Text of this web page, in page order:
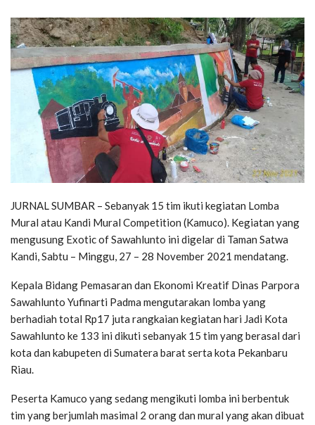
JURNAL SUMBAR – Sebanyak 15 tim ikuti kegiatan Lomba
Mural atau Kandi Mural Competition (Kamuco). Kegiatan yang
mengusung Exotic of Sawahlunto ini digelar di Taman Satwa
Kandi, Sabtu – Minggu, 27 – 28 November 2021 mendatang.
Kepala Bidang Pemasaran dan Ekonomi Kreatif Dinas Parpora
Sawahlunto Yufinarti Padma mengutarakan lomba yang
berhadiah total Rp17 juta rangkaian kegiatan hari Jadi Kota
Sawahlunto ke 133 ini dikuti sebanyak 15 tim yang berasal dari
kota dan kabupeten di Sumatera barat serta kota Pekanbaru
Riau.
Peserta Kamuco yang sedang mengikuti lomba ini berbentuk
tim yang berjumlah masimal 2 orang dan mural yang akan dibuat